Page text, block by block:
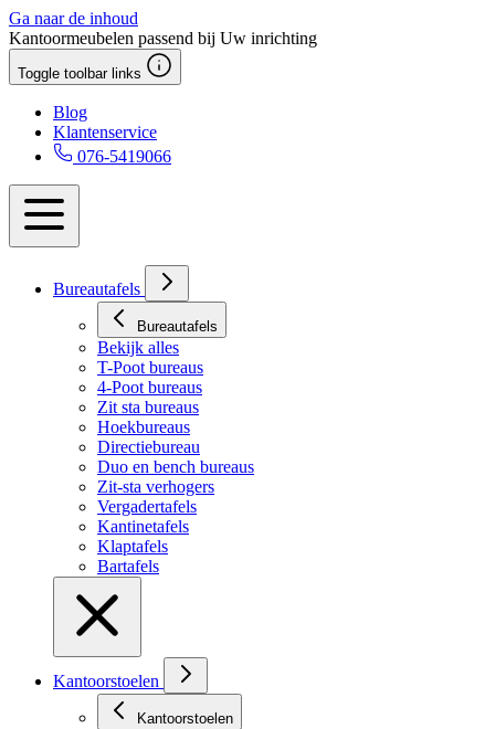
Ga naar de inhoud
Kantoormeubelen passend bij Uw inrichting
Toggle toolbar links
Blog
Klantenservice
076-5419066
Bureautafels
Bureautafels
Bekijk alles
T-Poot bureaus
4-Poot bureaus
Zit sta bureaus
Hoekbureaus
Directiebureau
Duo en bench bureaus
Zit-sta verhogers
Vergadertafels
Kantinetafels
Klaptafels
Bartafels
Kantoorstoelen
Kantoorstoelen